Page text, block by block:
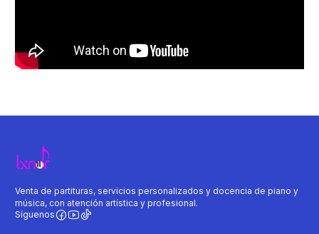
Venta de partituras, servicios personalizados y docencia de piano y
música, con atención artística y profesional.
Síguenos